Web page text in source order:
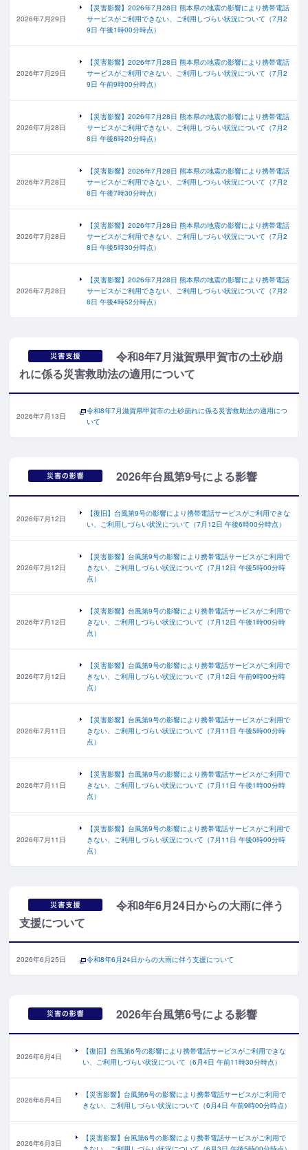
2026年7月29日
【災害影響】2026年7月28日 熊本県の地震の影響により携帯電話
サービスがご利用できない、ご利用しづらい状況について（7月2
9日 午後1時00分時点）
2026年7月29日
【災害影響】2026年7月28日 熊本県の地震の影響により携帯電話
サービスがご利用できない、ご利用しづらい状況について（7月2
9日 午前9時00分時点）
2026年7月28日
【災害影響】2026年7月28日 熊本県の地震の影響により携帯電話
サービスがご利用できない、ご利用しづらい状況について（7月2
8日 午後8時20分時点）
2026年7月28日
【災害影響】2026年7月28日 熊本県の地震の影響により携帯電話
サービスがご利用できない、ご利用しづらい状況について（7月2
8日 午後7時30分時点）
2026年7月28日
【災害影響】2026年7月28日 熊本県の地震の影響により携帯電話
サービスがご利用できない、ご利用しづらい状況について（7月2
8日 午後5時30分時点）
2026年7月28日
【災害影響】2026年7月28日 熊本県の地震の影響により携帯電話
サービスがご利用できない、ご利用しづらい状況について（7月2
8日 午後4時52分時点）
令和8年7月滋賀県甲賀市の土砂崩
れに係る災害救助法の適用について
2026年7月13日
令和8年7月滋賀県甲賀市の土砂崩れに係る災害救助法の適用につ
いて
2026年台風第9号による影響
2026年7月12日
【復旧】台風第9号の影響により携帯電話サービスがご利用できな
い、ご利用しづらい状況について（7月12日 午後6時00分時点）
2026年7月12日
【災害影響】台風第9号の影響により携帯電話サービスがご利用で
きない、ご利用しづらい状況について（7月12日 午後5時00分時
点）
2026年7月12日
【災害影響】台風第9号の影響により携帯電話サービスがご利用で
きない、ご利用しづらい状況について（7月12日 午後1時00分時
点）
2026年7月12日
【災害影響】台風第9号の影響により携帯電話サービスがご利用で
きない、ご利用しづらい状況について（7月12日 午前9時00分時
点）
2026年7月11日
【災害影響】台風第9号の影響により携帯電話サービスがご利用で
きない、ご利用しづらい状況について（7月11日 午後5時00分時
点）
2026年7月11日
【災害影響】台風第9号の影響により携帯電話サービスがご利用で
きない、ご利用しづらい状況について（7月11日 午後1時00分時
点）
2026年7月11日
【災害影響】台風第9号の影響により携帯電話サービスがご利用で
きない、ご利用しづらい状況について（7月11日 午後0時00分時
点）
令和8年6月24日からの大雨に伴う
支援について
2026年6月25日 令和8年6月24日からの大雨に伴う支援について
2026年台風第6号による影響
2026年6月4日
【復旧】台風第6号の影響により携帯電話サービスがご利用できな
い、ご利用しづらい状況について（6月4日 午前11時30分時点）
2026年6月4日
【災害影響】台風第6号の影響により携帯電話サービスがご利用で
きない、ご利用しづらい状況について（6月4日 午前9時00分時点）
2026年6月3日
【災害影響】台風第6号の影響により携帯電話サービスがご利用で